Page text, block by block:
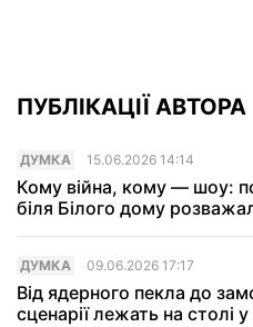
ПУБЛІКАЦІЇ АВТОРА
ДУМКА 15.06.2026 14:14
Кому війна, кому — шоу:
біля Білого дому
ДУМКА 09.06.2026 17:17
Від ядерного пекла до
сценарії лежать на столі у